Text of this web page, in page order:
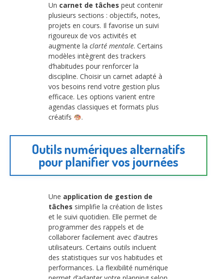
Un carnet de tâches peut contenir
plusieurs sections : objectifs, notes,
projets en cours. Il favorise un suivi
rigoureux de vos activités et
augmente la clarté mentale. Certains
modèles intègrent des trackers
d’habitudes pour renforcer la
discipline. Choisir un carnet adapté à
vos besoins rend votre gestion plus
efficace. Les options varient entre
agendas classiques et formats plus
créatifs
.
Outils numériques alternatifs
pour planifier vos journées
Une application de gestion de
tâches simplifie la création de listes
et le suivi quotidien. Elle permet de
programmer des rappels et de
collaborer facilement avec d’autres
utilisateurs. Certains outils incluent
des statistiques sur vos habitudes et
performances. La flexibilité numérique